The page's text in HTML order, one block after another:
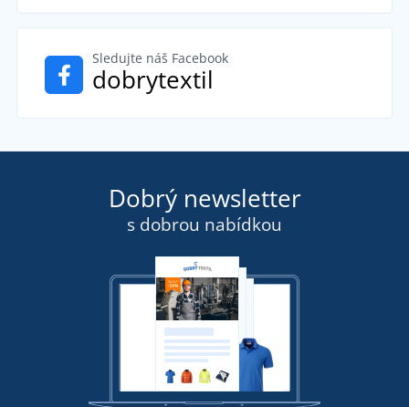
Sledujte náš Facebook
dobrytextil
Dobrý newsletter
s dobrou nabídkou